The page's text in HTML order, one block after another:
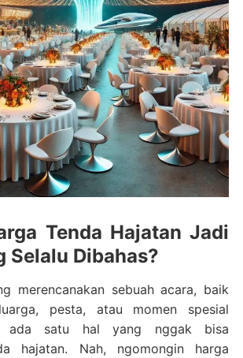
Tenda Hajatan Jadi
Selalu Dibahas?
merencanakan sebuah acara, baik
pesta, atau momen spesial
ada satu hal yang nggak bisa
hajatan. Nah, ngomongin harga